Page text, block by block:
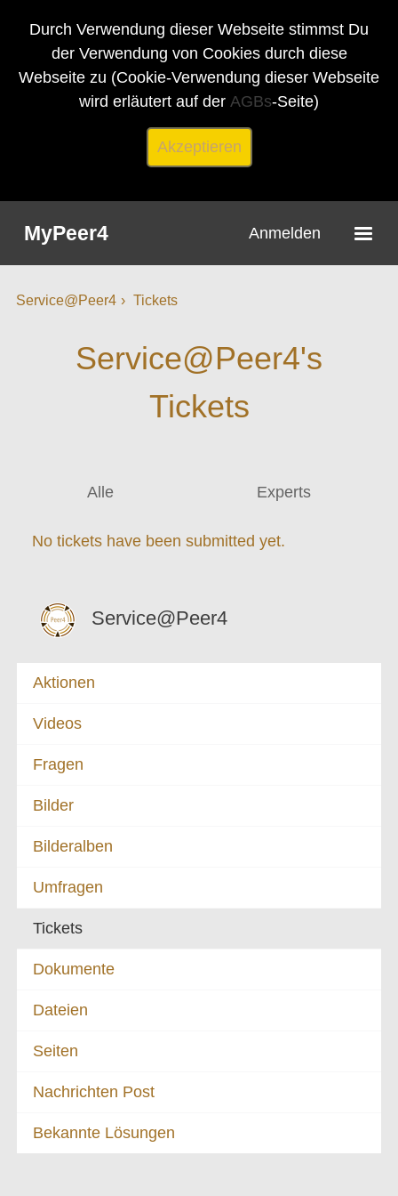
Durch Verwendung dieser Webseite stimmst Du
der Verwendung von Cookies durch diese
Webseite zu (Cookie-Verwendung dieser Webseite
wird erläutert auf der AGBs-Seite)
Akzeptieren
MyPeer4 Anmelden
Service@Peer4 Tickets
Service@Peer4's
Tickets
Alle Experts
No tickets have been submitted yet.
Service@Peer4
Aktionen
Videos
Fragen
Bilder
Bilderalben
Umfragen
Tickets
Dokumente
Dateien
Seiten
Nachrichten Post
Bekannte Lösungen